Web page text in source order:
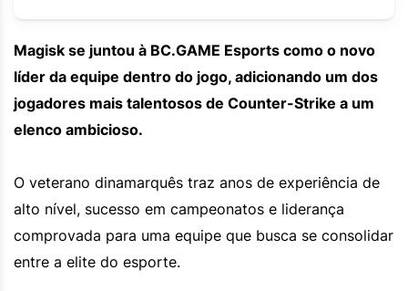
Magisk se juntou à BC.GAME Esports como o novo
líder da equipe dentro do jogo, adicionando um dos
jogadores mais talentosos de Counter-Strike a um
elenco ambicioso.
O veterano dinamarquês traz anos de experiência de
alto nível, sucesso em campeonatos e liderança
comprovada para uma equipe que busca se consolidar
entre a elite do esporte.